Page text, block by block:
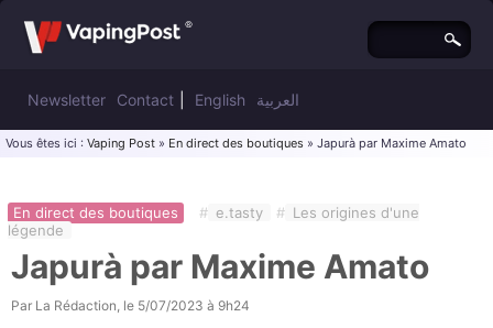
Newsletter Contact English العربية
Vous êtes ici : Vaping Post » En direct des boutiques » Japurà par Maxime Amato
En direct des boutiques # e.tasty # Les origines d'une
légende
Japurà par Maxime Amato
Par La Rédaction, le 5/07/2023 à 9h24